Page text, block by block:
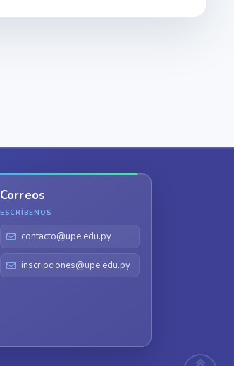
Correos
ESCRÍBENOS
contacto@upe.edu.py
inscripciones@upe.edu.py